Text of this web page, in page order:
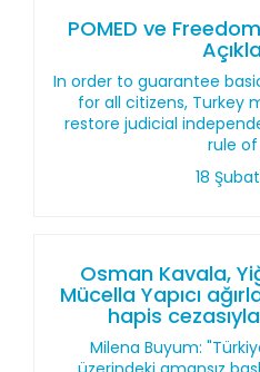
POMED ve
In order to guarantee
for all citizens, Turkey
restore judicial
rule of
18
Osman Kavala,
Mücella Yapıcı
hapis
Milena Buyum: